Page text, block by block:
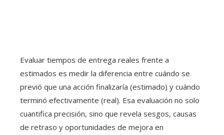
Evaluar tiempos de entrega reales frente a
estimados es medir la diferencia entre cuándo se
previó que una acción finalizaría (estimado) y cuándo
terminó efectivamente (real). Esa evaluación no solo
cuantifica precisión, sino que revela sesgos, causas
de retraso y oportunidades de mejora en